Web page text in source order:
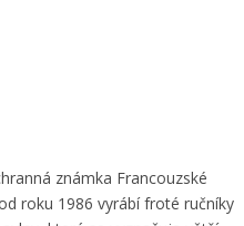
známka Francouzské
roku 1986 vyrábí froté ručníky